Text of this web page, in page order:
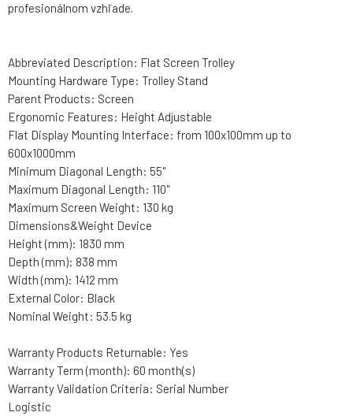
profesionálnom vzhľade.
Abbreviated Description: Flat Screen Trolley
Mounting Hardware Type: Trolley Stand
Parent Products: Screen
Ergonomic Features: Height Adjustable
Flat Display Mounting Interface: from 100x100mm up to
600x1000mm
Minimum Diagonal Length: 55"
Maximum Diagonal Length: 110"
Maximum Screen Weight: 130 kg
Dimensions&Weight Device
Height (mm): 1830 mm
Depth (mm): 838 mm
Width (mm): 1412 mm
External Color: Black
Nominal Weight: 53.5 kg
Warranty Products Returnable: Yes
Warranty Term (month): 60 month(s)
Warranty Validation Criteria: Serial Number
Logistic